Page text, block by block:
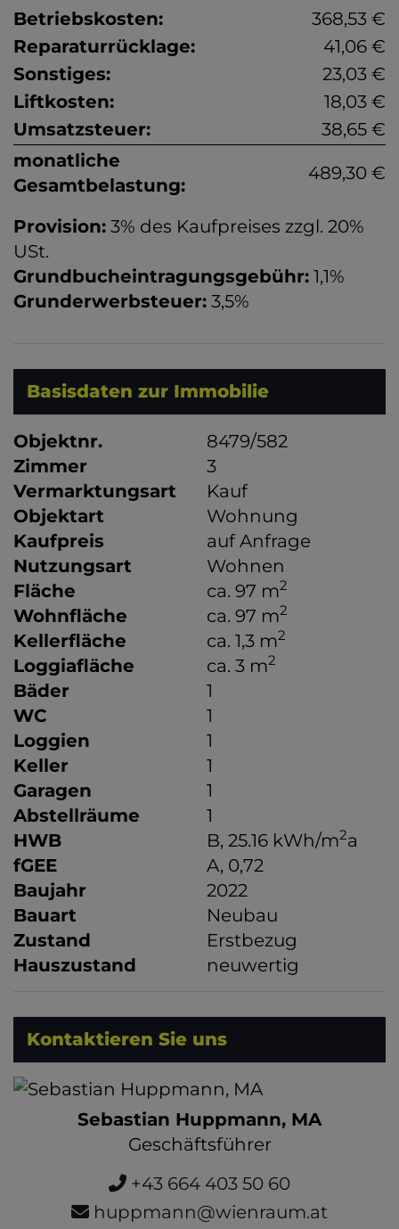
Betriebskosten:
368,53 €
Reparaturrücklage:
41,06 €
Sonstiges:
23,03 €
Liftkosten:
18,03 €
Umsatzsteuer:
38,65 €
monatliche
Gesamtbelastung:
489,30 €
Provision: 3% des Kaufpreises zzgl. 20%
USt.
Grundbucheintragungsgebühr: 1,1%
Grunderwerbsteuer: 3,5%
Basisdaten zur Immobilie
Objektnr.
8479/582
Zimmer
3
Vermarktungsart
Kauf
Objektart
Wohnung
Kaufpreis
auf Anfrage
Nutzungsart
Wohnen
Fläche
ca. 97 m2
Wohnfläche ca. 97 m2
Kellerfläche ca. 1,3 m2
Loggiafläche ca. 3 m2
Bäder
1
WC
1
Loggien
1
Keller
1
Garagen
1
Abstellräume
1
HWB
B, 25.16 kWh/m2a
fGEE
A, 0,72
Baujahr
2022
Bauart
Neubau
Zustand
Erstbezug
Hauszustand
neuwertig
Kontaktieren Sie uns
Sebastian Huppmann, MA
Geschäftsführer
+43 664 403 50 60
huppmann@wienraum.at